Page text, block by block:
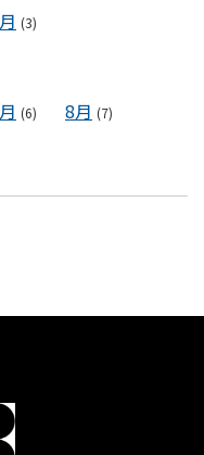
(3)
(6) 8月 (7)